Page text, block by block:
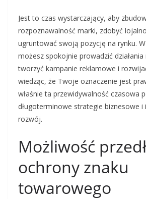
Jest to czas wystarczający, aby
rozpoznawalność marki, zdobyć
ugruntować swoją pozycję na rynku.
możesz spokojnie prowadzić
tworzyć kampanie reklamowe i
wiedząc, że Twoje oznaczenie jest
właśnie ta przewidywalność czasowa
długoterminowe strategie biznesowe
rozwój.
Możliwość
ochrony znaku
towarowego